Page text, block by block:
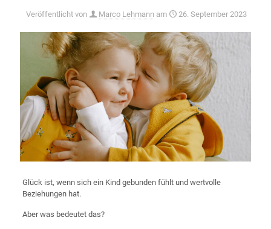
Veröffentlicht von Marco Lehmann am 26. September 2023
Glück ist, wenn sich ein Kind gebunden fühlt und wertvolle
Beziehungen hat.
Aber was bedeutet das?